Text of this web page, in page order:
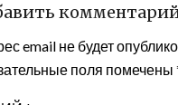
email не будет
поля помечены